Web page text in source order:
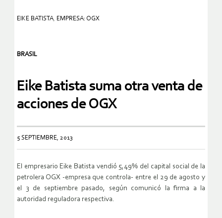
EIKE BATISTA, EMPRESA: OGX
BRASIL
Eike Batista suma otra venta de
acciones de OGX
5 SEPTIEMBRE, 2013
El empresario Eike Batista vendió 5,49% del capital social de la
petrolera OGX -empresa que controla- entre el 29 de agosto y
el 3 de septiembre pasado, según comunicó la firma a la
autoridad reguladora respectiva.